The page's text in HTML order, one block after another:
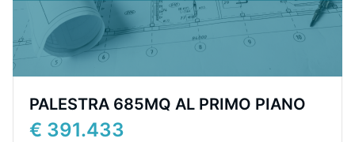
PALESTRA 685MQ AL PRIMO PIANO
€ 391.433